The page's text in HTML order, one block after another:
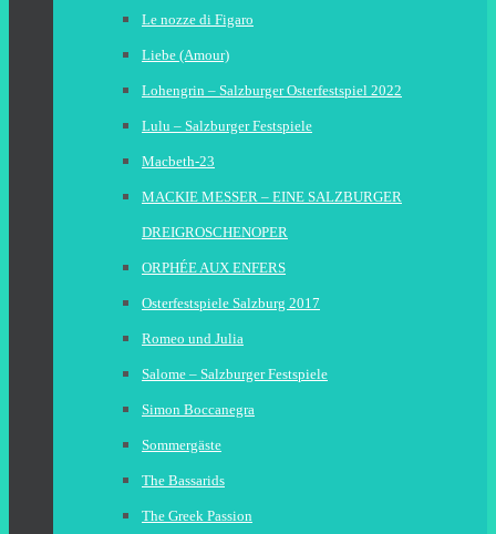
Le nozze di Figaro
Liebe (Amour)
Lohengrin – Salzburger Osterfestspiel 2022
Lulu – Salzburger Festspiele
Macbeth-23
MACKIE MESSER – EINE SALZBURGER
DREIGROSCHENOPER
ORPHÉE AUX ENFERS
Osterfestspiele Salzburg 2017
Romeo und Julia
Salome – Salzburger Festspiele
Simon Boccanegra
Sommergäste
The Bassarids
The Greek Passion